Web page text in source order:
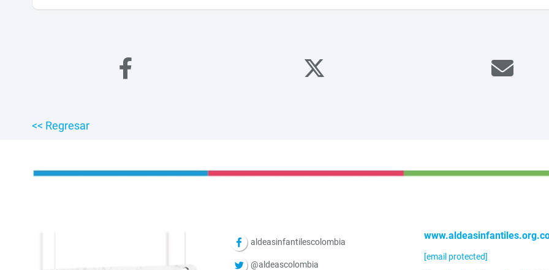
<< Regresar
aldeasinfantilescolombia
@aldeascolombia
[email protected]